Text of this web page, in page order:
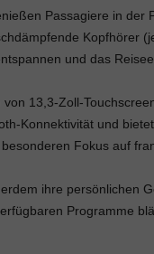
Passagiere in der
Kopfhörer
und das
13,3-Zoll-
Konnektivität und
Fokus auf
ihre persönlichen
Programme